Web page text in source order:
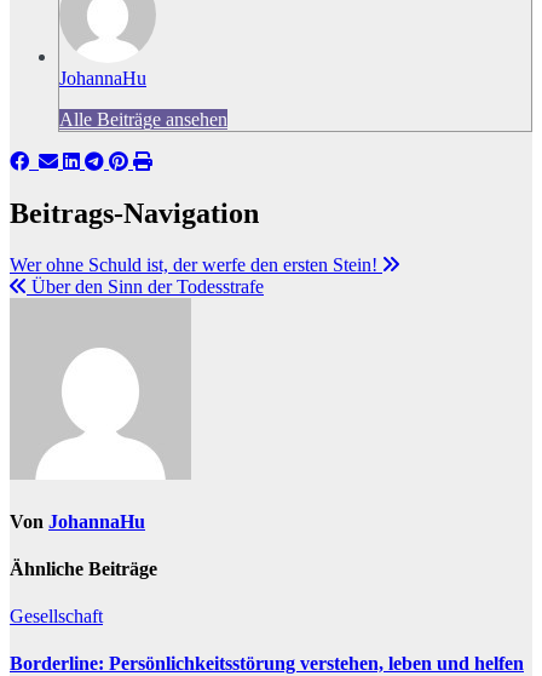
JohannaHu
Alle Beiträge ansehen
Beitrags-Navigation
Wer ohne Schuld ist, der werfe den ersten Stein!
Über den Sinn der Todesstrafe
Von JohannaHu
Ähnliche Beiträge
Gesellschaft
Borderline: Persönlichkeitsstörung verstehen, leben und helfen